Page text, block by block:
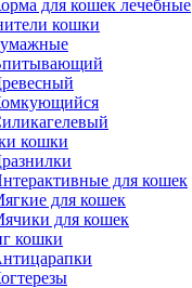
для кошек лечебные
кошки
кошки
для кошек
для кошек
для кошек
кошки